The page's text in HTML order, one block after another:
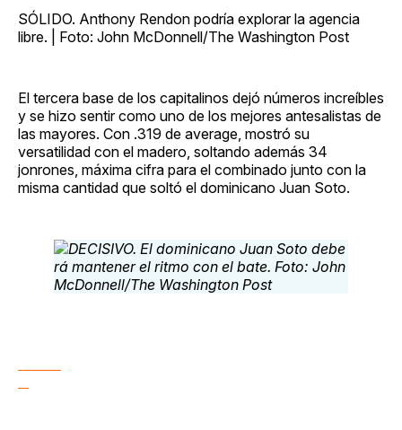
SÓLIDO. Anthony Rendon podría explorar la agencia
libre. | Foto: John McDonnell/The Washington Post
El tercera base de los capitalinos dejó números increíbles
y se hizo sentir como uno de los mejores antesalistas de
las mayores. Con .319 de average, mostró su
versatilidad con el madero, soltando además 34
jonrones, máxima cifra para el combinado junto con la
misma cantidad que soltó el dominicano Juan Soto.